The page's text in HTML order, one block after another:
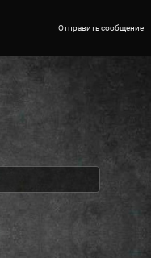
Отправить сообщение